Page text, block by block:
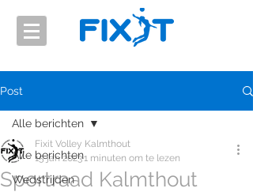
Post
Alle berichten
Wedstrijden
Alle berichten
Sportraad Kalmthout
Fixit Volley Kalmthout
15 jan 20231 minuten om te lezen